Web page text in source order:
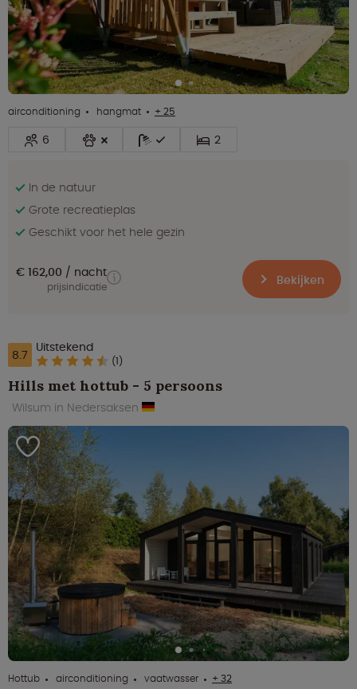
airconditioning hangmat + 25
6 2
In de natuur
Grote recreatieplas
Geschikt voor het hele gezin
€ 162,00 nacht
prijsindicatie Bekijken
8.7 Uitstekend
(1)
Hills met hottub - 5 persoons
Wilsum in Nedersaksen
Hottub airconditioning vaatwasser + 32